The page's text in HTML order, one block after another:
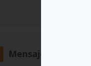
Mensajero